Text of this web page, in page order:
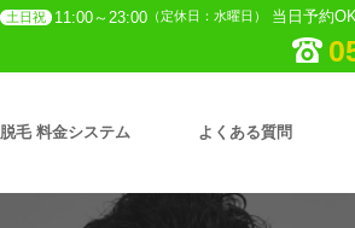
土日祝 11:00～23:00 （定休日：水曜日） 当日予約
脱毛 料金システム よくある質問